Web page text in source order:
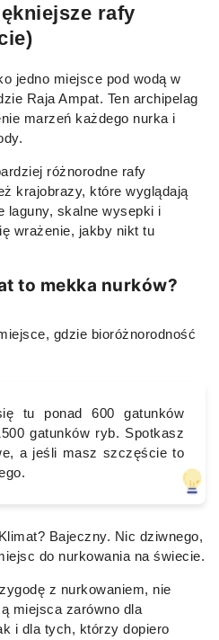
rafy
jedno miejsce pod wodą w
Raja Ampat. Ten archipelag
marzeń każdego nurka i
różnorodne rafy
krajobrazy, które wyglądają
laguny, skalne wysepki i
wrażenie, jakby nikt tu
to mekka nurków?
gdzie bioróżnorodność
tu ponad 600 gatunków
gatunków ryb. Spotkasz
a jeśli masz szczęście to
Bajeczny. Nic dziwnego,
do nurkowania na świecie.
z nurkowaniem, nie
miejsca zarówno dla
i dla tych, którzy dopiero